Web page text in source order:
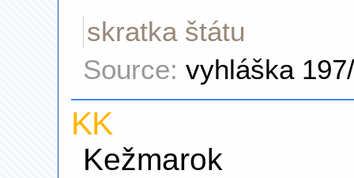
skratka štátu
Source: vyhláška
KK
Kežmarok